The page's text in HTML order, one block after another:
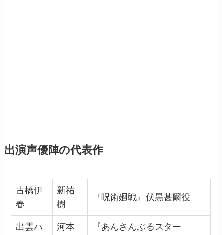
出演声優陣の代表作
古橋伊
春
新祐
樹
『呪術廻戦』伏黒甚爾役
出雲ハ
河本
『あんさんぶるスター